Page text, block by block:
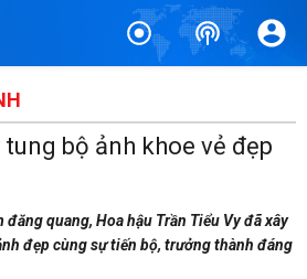
tung bộ ảnh khoe vẻ đẹp
đăng quang, Hoa hậu Trần Tiểu Vy đã xây
đẹp cùng sự tiến bộ, trưởng thành đáng